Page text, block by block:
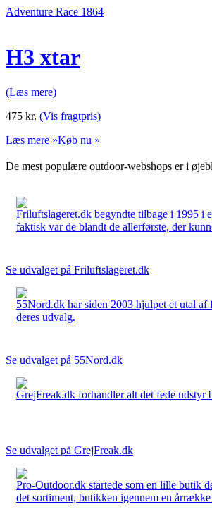
Adventure Race 1864
H3 xtar
(Læs mere)
475 kr. (Vis fragtpris)
Læs mere »Køb nu »
De mest populære outdoor-webshops er i
Friluftslageret.dk begyndte tilbage i 1995 i
faktisk var de blandt de allerførste, der
Se udvalget på Friluftslageret.dk
55Nord.dk har siden 2003 hjulpet et utal
deres udvalg.
Se udvalget på 55Nord.dk
GrejFreak.dk forhandler alt det fede
Se udvalget på GrejFreak.dk
Pro-Outdoor.dk startede som en lille butik
det sortiment, butikken igennem en